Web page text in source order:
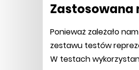
Zastosowana
Ponieważ zależało
zestawu testów
W testach